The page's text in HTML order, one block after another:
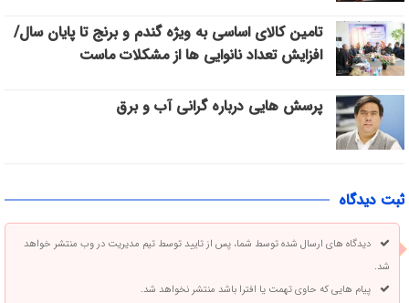
تامین کالای اساسی به ویژه گندم و برنج تا پایان سال/
افزایش تعداد نانوایی ها از مشکلات ماست
پرسش هایی درباره گرانی آب و برق
ثبت دیدگاه
دیدگاه های ارسال شده توسط شما، پس از تایید توسط تیم مدیریت در وب منتشر خواهد
شد.
پیام هایی که حاوی تهمت یا افترا باشد منتشر نخواهد شد.